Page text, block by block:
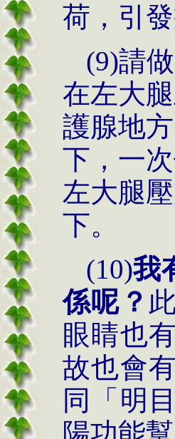
荷，引
(9)請
在左大
護腺地
下，一
左大腿
下。
(10)我
係呢？
眼睛也
故也會
同「明
陽功能